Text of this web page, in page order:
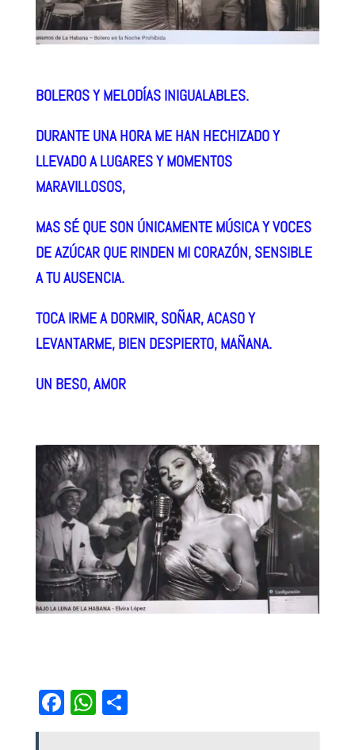
BOLEROS Y MELODÍAS INIGUALABLES.
DURANTE UNA HORA ME HAN HECHIZADO Y
LLEVADO A LUGARES Y MOMENTOS
MARAVILLOSOS,
MAS SÉ QUE SON ÚNICAMENTE MÚSICA Y VOCES
DE AZÚCAR QUE RINDEN MI CORAZÓN, SENSIBLE
A TU AUSENCIA.
TOCA IRME A DORMIR, SOÑAR, ACASO Y
LEVANTARME, BIEN DESPIERTO, MAÑANA.
UN BESO, AMOR
Fa W Sh